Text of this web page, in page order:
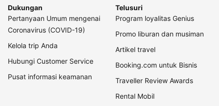
Dukungan
Pertanyaan Umum mengenai
Coronavirus (COVID-19)
Kelola trip Anda
Hubungi Customer Service
Pusat informasi keamanan
Telusuri
Program loyalitas Genius
Promo liburan dan musiman
Artikel travel
Booking.com untuk Bisnis
Traveller Review Awards
Rental Mobil